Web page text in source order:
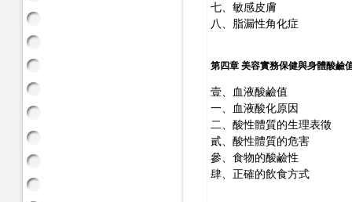
七、敏感皮膚
八、脂漏性角化症
第四章 美容實務保健與身體酸鹼
壹、血液酸鹼值
一、血液酸化原因
二、酸性體質的生理表徵
貳、酸性體質的危害
參、食物的酸鹼性
肆、正確的飲食方式